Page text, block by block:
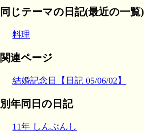
同じテーマの日記(最近の一覧)
料理
関連ページ
結婚記念日【日記 05/06/02】
別年同日の日記
11年 しんぶんし